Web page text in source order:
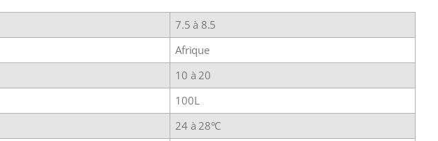
7.5 à 8.5
Afrique
10 à 20
100L
24 à 28°C